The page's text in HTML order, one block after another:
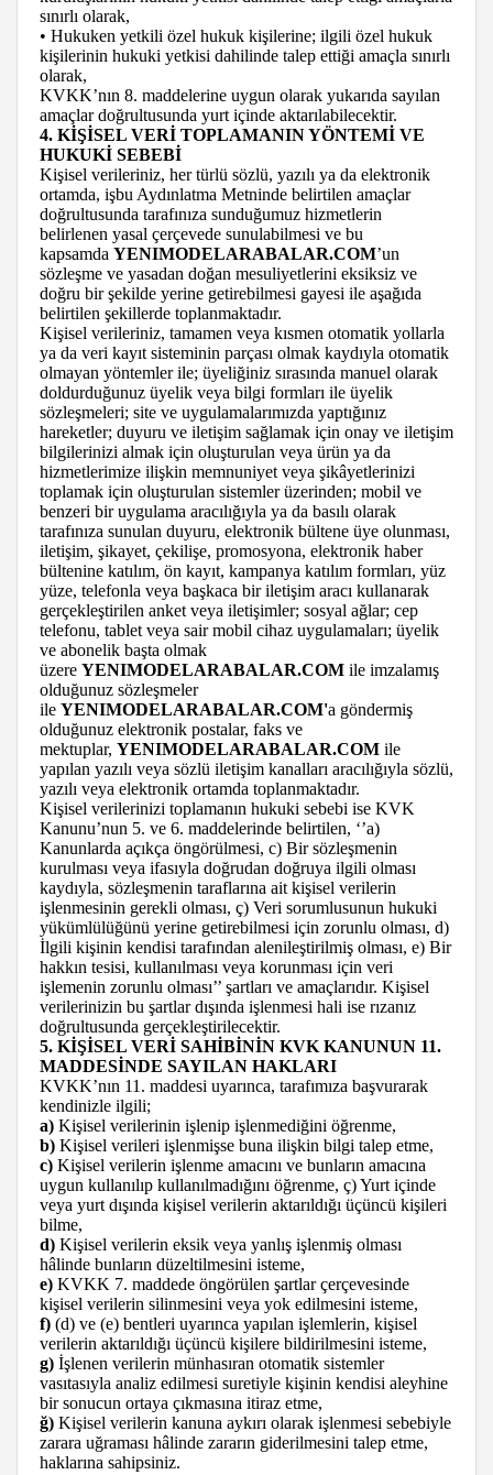
sınırlı olarak,
• Hukuken yetkili özel hukuk kişilerine; ilgili özel hukuk
kişilerinin hukuki yetkisi dahilinde talep ettiği amaçla sınırlı
olarak,
KVKK’nın 8. maddelerine uygun olarak yukarıda sayılan
amaçlar doğrultusunda yurt içinde aktarılabilecektir.
4. KİŞİSEL VERİ TOPLAMANIN YÖNTEMİ VE
HUKUKİ SEBEBİ
Kişisel verileriniz, her türlü sözlü, yazılı ya da elektronik
ortamda, işbu Aydınlatma Metninde belirtilen amaçlar
doğrultusunda tarafınıza sunduğumuz hizmetlerin
belirlenen yasal çerçevede sunulabilmesi ve bu
kapsamda YENIMODELARABALAR.COM’un
sözleşme ve yasadan doğan mesuliyetlerini eksiksiz ve
doğru bir şekilde yerine getirebilmesi gayesi ile aşağıda
belirtilen şekillerde toplanmaktadır.
Kişisel verileriniz, tamamen veya kısmen otomatik yollarla
ya da veri kayıt sisteminin parçası olmak kaydıyla otomatik
olmayan yöntemler ile; üyeliğiniz sırasında manuel olarak
doldurduğunuz üyelik veya bilgi formları ile üyelik
sözleşmeleri; site ve uygulamalarımızda yaptığınız
hareketler; duyuru ve iletişim sağlamak için onay ve iletişim
bilgilerinizi almak için oluşturulan veya ürün ya da
hizmetlerimize ilişkin memnuniyet veya şikâyetlerinizi
toplamak için oluşturulan sistemler üzerinden; mobil ve
benzeri bir uygulama aracılığıyla ya da basılı olarak
tarafınıza sunulan duyuru, elektronik bültene üye olunması,
iletişim, şikayet, çekilişe, promosyona, elektronik haber
bültenine katılım, ön kayıt, kampanya katılım formları, yüz
yüze, telefonla veya başkaca bir iletişim aracı kullanarak
gerçekleştirilen anket veya iletişimler; sosyal ağlar; cep
telefonu, tablet veya sair mobil cihaz uygulamaları; üyelik
ve abonelik başta olmak
üzere YENIMODELARABALAR.COM ile imzalamış
olduğunuz sözleşmeler
ile YENIMODELARABALAR.COM'a göndermiş
olduğunuz elektronik postalar, faks ve
mektuplar, YENIMODELARABALAR.COM ile
yapılan yazılı veya sözlü iletişim kanalları aracılığıyla sözlü,
yazılı veya elektronik ortamda toplanmaktadır.
Kişisel verilerinizi toplamanın hukuki sebebi ise KVK
Kanunu’nun 5. ve 6. maddelerinde belirtilen, ‘’a)
Kanunlarda açıkça öngörülmesi, c) Bir sözleşmenin
kurulması veya ifasıyla doğrudan doğruya ilgili olması
kaydıyla, sözleşmenin taraflarına ait kişisel verilerin
işlenmesinin gerekli olması, ç) Veri sorumlusunun hukuki
yükümlülüğünü yerine getirebilmesi için zorunlu olması, d)
İlgili kişinin kendisi tarafından alenileştirilmiş olması, e) Bir
hakkın tesisi, kullanılması veya korunması için veri
işlemenin zorunlu olması’’ şartları ve amaçlarıdır. Kişisel
verilerinizin bu şartlar dışında işlenmesi hali ise rızanız
doğrultusunda gerçekleştirilecektir.
5. KİŞİSEL VERİ SAHİBİNİN KVK KANUNUN 11.
MADDESİNDE SAYILAN HAKLARI
KVKK’nın 11. maddesi uyarınca, tarafımıza başvurarak
kendinizle ilgili;
a) Kişisel verilerinin işlenip işlenmediğini öğrenme,
b) Kişisel verileri işlenmişse buna ilişkin bilgi talep etme,
c) Kişisel verilerin işlenme amacını ve bunların amacına
uygun kullanılıp kullanılmadığını öğrenme, ç) Yurt içinde
veya yurt dışında kişisel verilerin aktarıldığı üçüncü kişileri
bilme,
d) Kişisel verilerin eksik veya yanlış işlenmiş olması
hâlinde bunların düzeltilmesini isteme,
e) KVKK 7. maddede öngörülen şartlar çerçevesinde
kişisel verilerin silinmesini veya yok edilmesini isteme,
f) (d) ve (e) bentleri uyarınca yapılan işlemlerin, kişisel
verilerin aktarıldığı üçüncü kişilere bildirilmesini isteme,
g) İşlenen verilerin münhasıran otomatik sistemler
vasıtasıyla analiz edilmesi suretiyle kişinin kendisi aleyhine
bir sonucun ortaya çıkmasına itiraz etme,
ğ) Kişisel verilerin kanuna aykırı olarak işlenmesi sebebiyle
zarara uğraması hâlinde zararın giderilmesini talep etme,
haklarına sahipsiniz.